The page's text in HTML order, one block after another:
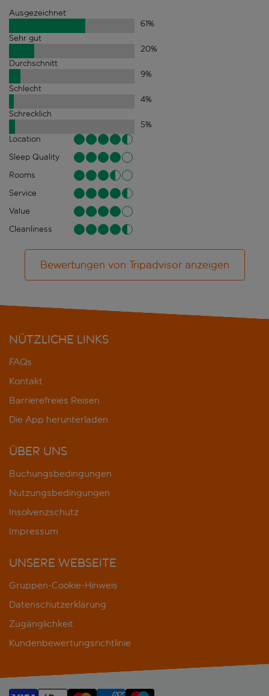
Ausgezeichnet
61%
Sehr gut
20%
Durchschnitt
9%
Schlecht
4%
Schrecklich
5%
Location
Sleep Quality
Rooms
Service
Value
Cleanliness
Bewertungen von Tripadvisor anzeigen
NÜTZLICHE LINKS
FAQs
Kontakt
Barrierefreies Reisen
Die App herunterladen
ÜBER UNS
Buchungsbedingungen
Nutzungsbedingungen
Insolvenzschutz
Impressum
UNSERE WEBSEITE
Gruppen-Cookie-Hinweis
Datenschutzerklärung
Zugänglichkeit
Kundenbewertungsrichtlinie